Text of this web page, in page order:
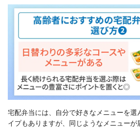
宅配弁当には、自分で好きなメニューを選
イプもありますが、同じようなメニューが